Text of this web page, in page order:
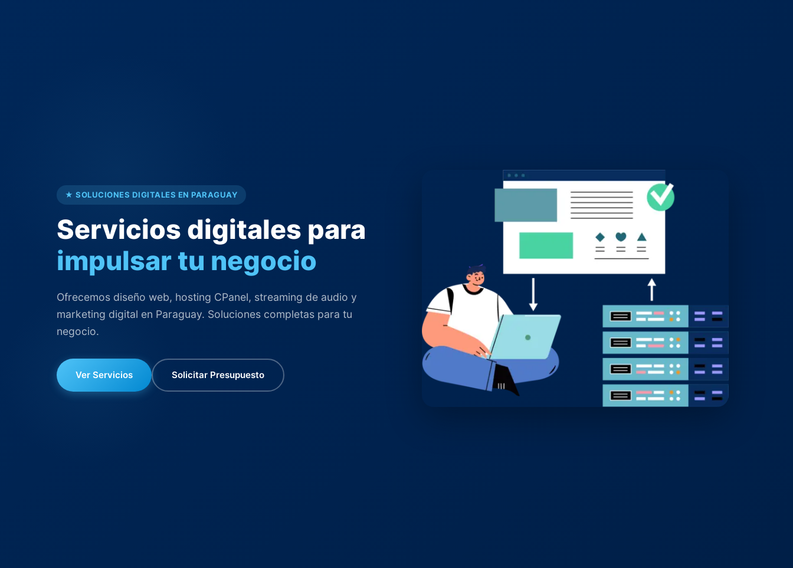
★ SOLUCIONES DIGITALES EN PARAGUAY
Servicios digitales para
impulsar tu negocio
Ofrecemos diseño web, hosting CPanel, streaming de audio y
marketing digital en Paraguay. Soluciones completas para tu
negocio.
Ver Servicios Solicitar Presupuesto